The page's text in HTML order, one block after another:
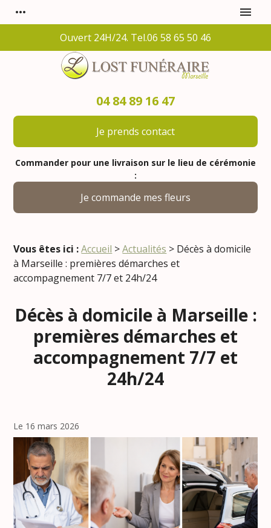
more_horiz menu
Ouvert 24H/24. Tel.06 58 65 50 46
04 84 89 16 47
Je prends contact
Commander pour une livraison sur le lieu de cérémonie
:
Je commande mes fleurs
Vous êtes ici : Accueil >Actualités > Décès à domicile
à Marseille : premières démarches et
accompagnement 7/7 et 24h/24
Décès à domicile à Marseille :
premières démarches et
accompagnement 7/7 et
24h/24
Le 16 mars 2026